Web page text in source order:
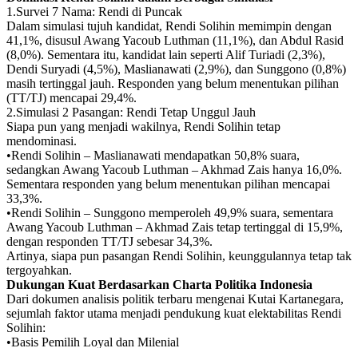
1.Survei 7 Nama: Rendi di Puncak
Dalam simulasi tujuh kandidat, Rendi Solihin memimpin dengan
41,1%, disusul Awang Yacoub Luthman (11,1%), dan Abdul Rasid
(8,0%). Sementara itu, kandidat lain seperti Alif Turiadi (2,3%),
Dendi Suryadi (4,5%), Maslianawati (2,9%), dan Sunggono (0,8%)
masih tertinggal jauh. Responden yang belum menentukan pilihan
(TT/TJ) mencapai 29,4%.
2.Simulasi 2 Pasangan: Rendi Tetap Unggul Jauh
Siapa pun yang menjadi wakilnya, Rendi Solihin tetap
mendominasi.
•Rendi Solihin – Maslianawati mendapatkan 50,8% suara,
sedangkan Awang Yacoub Luthman – Akhmad Zais hanya 16,0%.
Sementara responden yang belum menentukan pilihan mencapai
33,3%.
•Rendi Solihin – Sunggono memperoleh 49,9% suara, sementara
Awang Yacoub Luthman – Akhmad Zais tetap tertinggal di 15,9%,
dengan responden TT/TJ sebesar 34,3%.
Artinya, siapa pun pasangan Rendi Solihin, keunggulannya tetap tak
tergoyahkan.
Dukungan Kuat Berdasarkan Charta Politika Indonesia
Dari dokumen analisis politik terbaru mengenai Kutai Kartanegara,
sejumlah faktor utama menjadi pendukung kuat elektabilitas Rendi
Solihin:
•Basis Pemilih Loyal dan Milenial